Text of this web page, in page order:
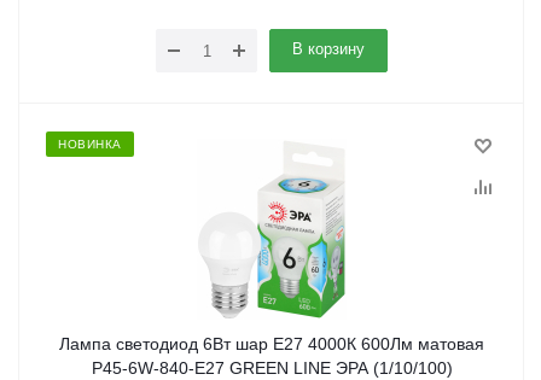
В корзину
НОВИНКА
Лампа светодиод 6Вт шар Е27 4000К 600Лм матовая
P45-6W-840-E27 GREEN LINE ЭРА (1/10/100)